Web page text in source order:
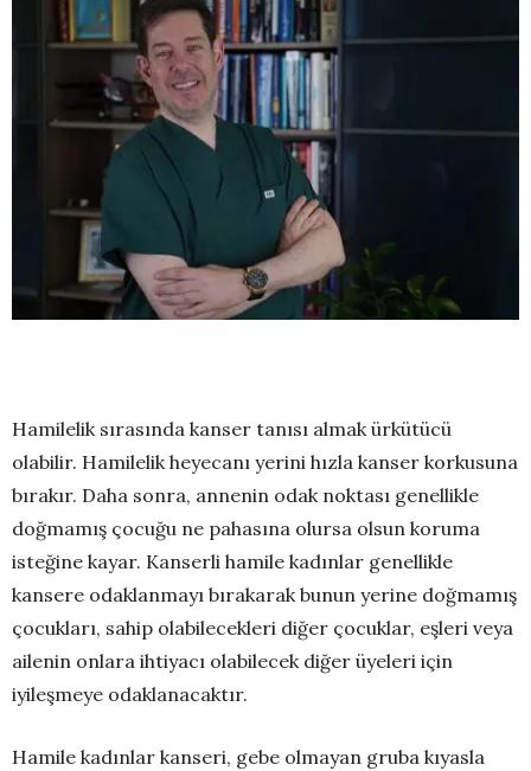
Hamilelik sırasında kanser tanısı almak ürkütücü
olabilir. Hamilelik heyecanı yerini hızla kanser korkusuna
bırakır. Daha sonra, annenin odak noktası genellikle
doğmamış çocuğu ne pahasına olursa olsun koruma
isteğine kayar. Kanserli hamile kadınlar genellikle
kansere odaklanmayı bırakarak bunun yerine doğmamış
çocukları, sahip olabilecekleri diğer çocuklar, eşleri veya
ailenin onlara ihtiyacı olabilecek diğer üyeleri için
iyileşmeye odaklanacaktır.
Hamile kadınlar kanseri, gebe olmayan gruba kıyasla